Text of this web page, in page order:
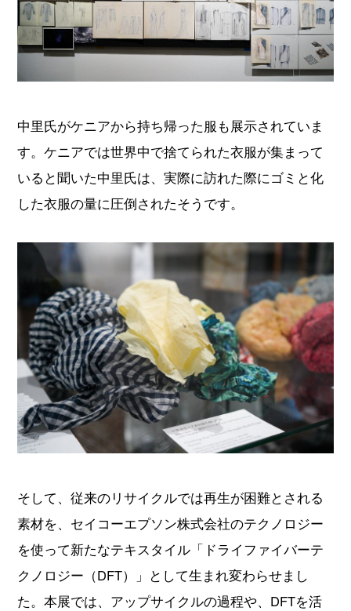
中里氏がケニアから持ち帰った服も展示されていま
す。ケニアでは世界中で捨てられた衣服が集まって
いると聞いた中里氏は、実際に訪れた際にゴミと化
した衣服の量に圧倒されたそうです。
そして、従来のリサイクルでは再生が困難とされる
素材を、セイコーエプソン株式会社のテクノロジー
を使って新たなテキスタイル「ドライファイバーテ
クノロジー（DFT）」として生まれ変わらせまし
た。本展では、アップサイクルの過程や、DFTを活